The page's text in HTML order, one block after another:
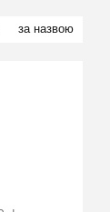
за назвою